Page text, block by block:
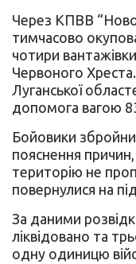
Через КПВВ
тимчасово
чотири
Червоного
Луганської
допомога вагою
Бойовики
пояснення
територію не
повернулися на
За даними
ліквідовано та
одну одиницю